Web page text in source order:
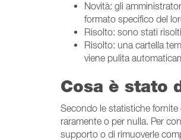
Novità: gli
formato specifico del
Risolto: sono stati
Risolto: una cartella
viene pulita
Cosa è stato
Secondo le statistiche
raramente o per nulla. Per
supporto o di rimuoverle